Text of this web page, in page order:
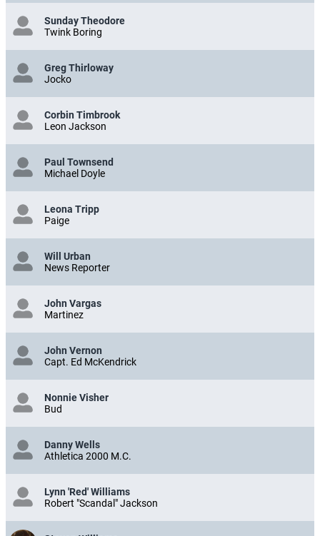
Sunday Theodore
Twink Boring
Greg Thirloway
Jocko
Corbin Timbrook
Leon Jackson
Paul Townsend
Michael Doyle
Leona Tripp
Paige
Will Urban
News Reporter
John Vargas
Martinez
John Vernon
Capt. Ed McKendrick
Nonnie Visher
Bud
Danny Wells
Athletica 2000 M.C.
Lynn 'Red' Williams
Robert "Scandal" Jackson